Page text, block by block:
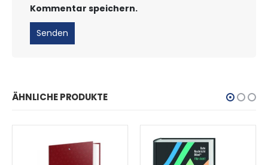
Kommentar speichern.
ÄHNLICHE PRODUKTE